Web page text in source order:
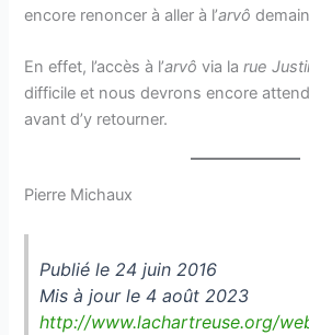
encore renoncer à aller à l’arvô
En effet, l’accès à l’arvô via larue
difficile et nous devrons encore
avant d’y retourner.
Pierre Michaux
Publié le 24 juin 2016
Mis à jour le 4 août 2023
http://www.lachartreuse.org/